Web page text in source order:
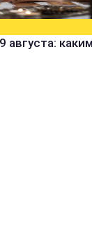
августа: